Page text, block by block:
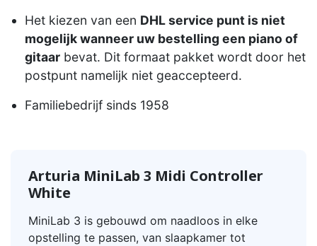
Het kiezen van een DHL service punt is niet
mogelijk wanneer uw bestelling een piano of
gitaar bevat. Dit formaat pakket wordt door het
postpunt namelijk niet geaccepteerd.
Familiebedrijf sinds 1958
Arturia MiniLab 3 Midi Controller
White
MiniLab 3 is gebouwd om naadloos in elke
opstelling te passen, van slaapkamer tot